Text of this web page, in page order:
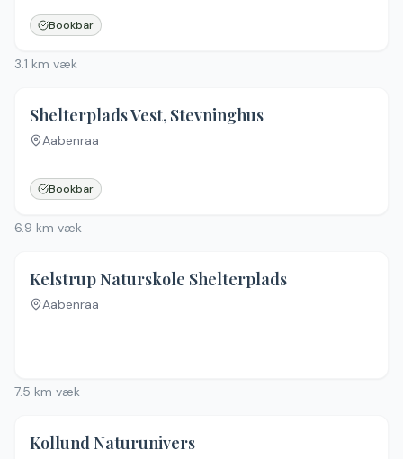
Bookbar
3.1 km væk
Shelterplads Vest, Stevninghus
Aabenraa
Bookbar
6.9 km væk
Kelstrup Naturskole Shelterplads
Aabenraa
7.5 km væk
Kollund Naturunivers